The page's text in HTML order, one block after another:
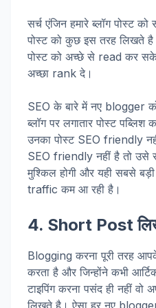
सर्च एंजिन हमारे ब्लॉग पोस्ट
पोस्ट को कुछ इस तरह लिखते है
पोस्ट को अच्छे से read कर
अच्छा rank दे।
SEO के बारे में नए blogger
ब्लॉग पर लगातार पोस्ट
उनका पोस्ट SEO friendly
SEO friendly नहीं है तो उसे
मुश्किल होगी और यही सबसे
traffic कम आ रही है।
4. Short Post
Blogging करना पूरी तरह
करता है और जिन्होंने कभी
टाइपिंग करना पसंद ही नहीं वो
लिखते है। ऐसा हर नए